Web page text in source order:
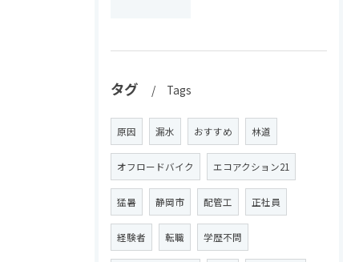
タグ Tags
原因 漏水 おすすめ 林道
オフロードバイク エコアクション21
猛暑 静岡市 配管工 正社員
経験者 転職 学歴不問